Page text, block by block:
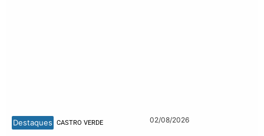
Destaques CASTRO VERDE 02/08/2026